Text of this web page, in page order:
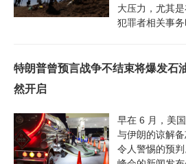
大压力，尤其
犯罪者相关事务
特朗普曾预言战争不结束将爆发石
然开启
早在 6 月，美
与伊朗的谅解
令人警惕的预